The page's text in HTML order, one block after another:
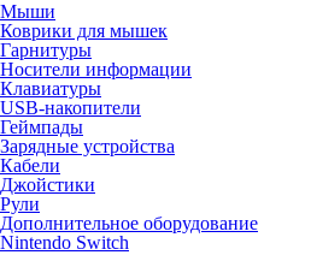
Мыши
Коврики для мышек
Гарнитуры
Носители информации
Клавиатуры
USB-накопители
Геймпады
Зарядные устройства
Кабели
Джойстики
Рули
Дополнительное оборудование
Nintendo Switch